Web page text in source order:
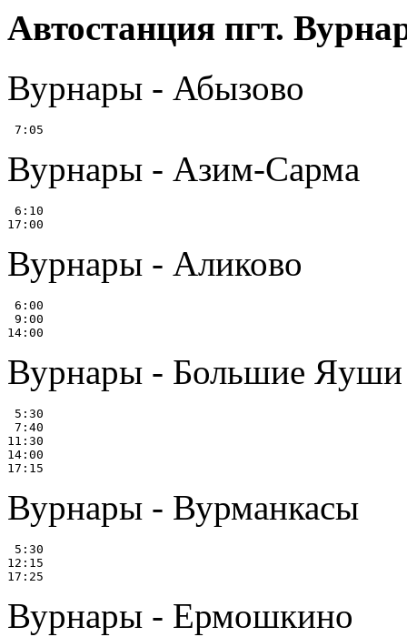
Автостанция пгт.
Вурнары - Абызово
Вурнары - Азим-Сарма
6:10
Вурнары - Аликово
6:00
9:00
Вурнары - Большие Яуши
5:30
7:40
11:30
14:00
Вурнары - Вурманкасы
5:30
12:15
Вурнары - Ермошкино